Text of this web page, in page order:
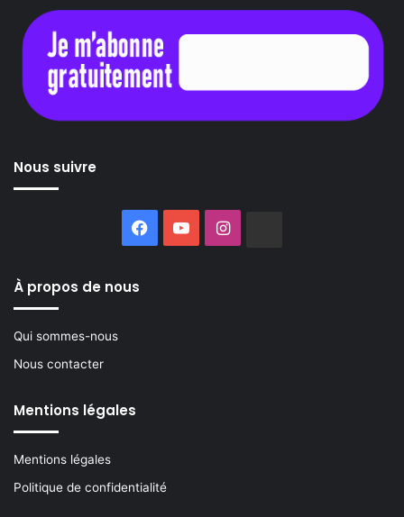
Nous suivre
Facebook
YouTubeInstagram
À propos de nous
Qui sommes-nous
Nous contacter
Mentions légales
Mentions légales
Politique de confidentialité